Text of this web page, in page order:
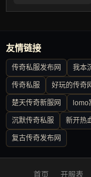
友情链接
传奇私服发布网 我本
传奇私服 好玩的传奇
楚天传奇新服网 lomo
沉默传奇私服 新开热
复古传奇发布网
首页 开服表